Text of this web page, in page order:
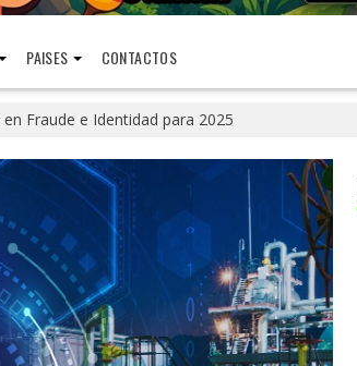
PAISES CONTACTOS
Fraude e Identidad para 2025